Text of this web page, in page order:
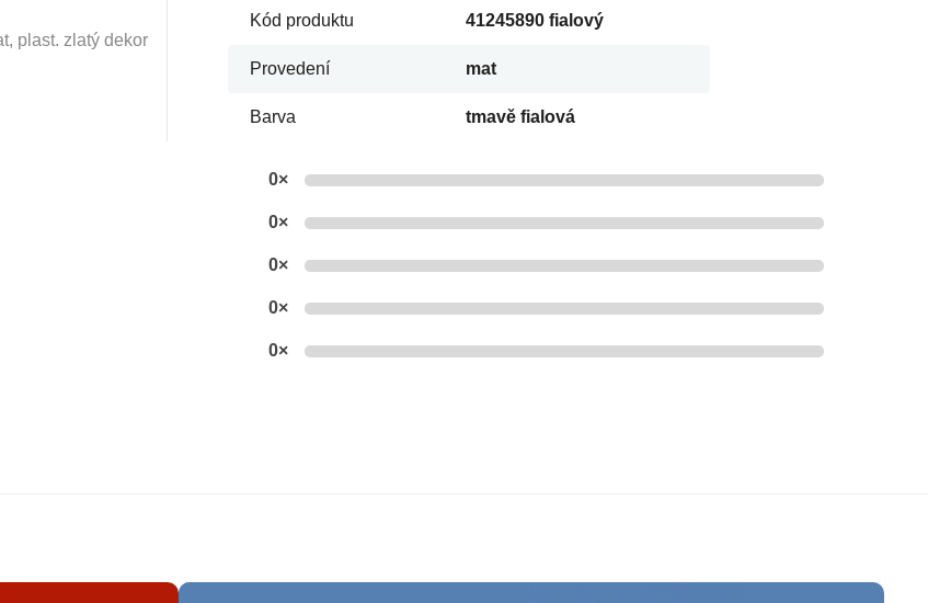
plast. zlatý dekor
Kód produktu 41245890 fialový
Provedení mat
Barva tmavě fialová
0×
0×
0×
0×
0×